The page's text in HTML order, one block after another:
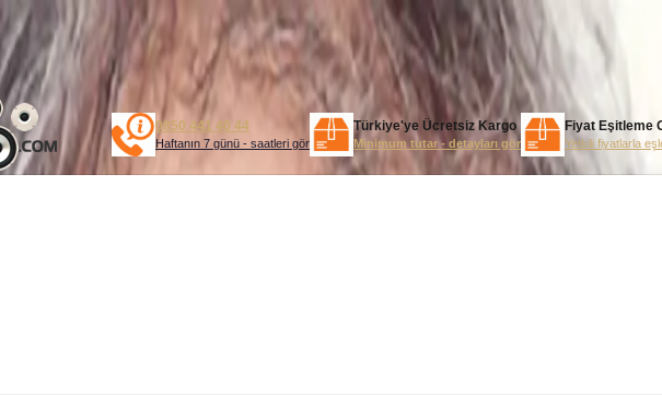
0850 441 40 44
Haftanın 7 günü - saatleri gör
Türkiye'ye Ücretsiz Kargo
Minimum tutar - detayları gör
Fiyat Eşitleme
Yetkili fiyatlarla